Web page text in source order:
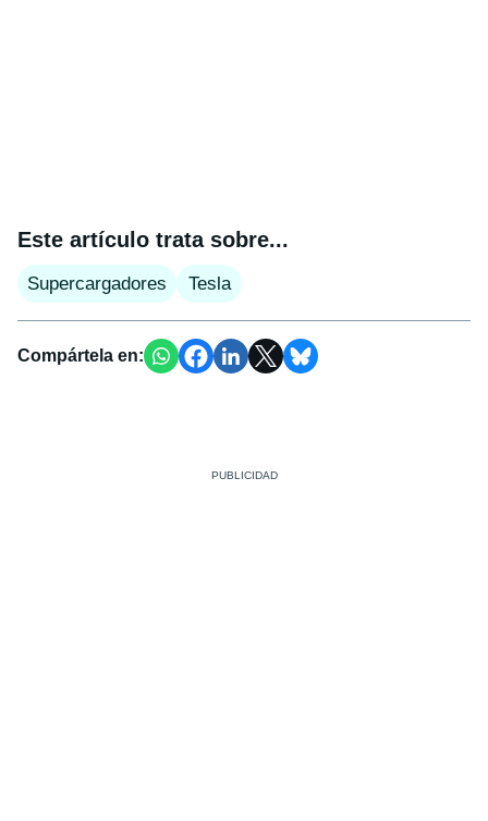
Este artículo trata sobre...
Supercargadores Tesla
Compártela en: